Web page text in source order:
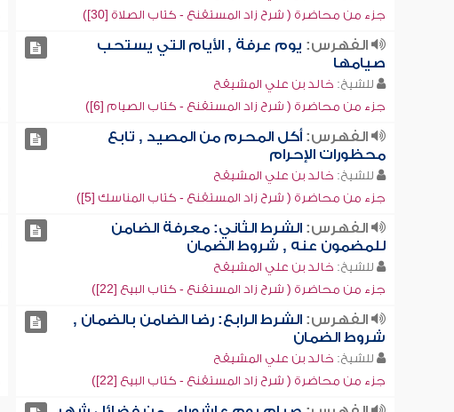
جزء من محاضرة ( شرح زاد المستقنع - كتاب الصلاة [30])
الفهرس: يوم عرفة , الأيام التي يستحب
صيامها
للشيخ: خالد بن علي المشيقح
جزء من محاضرة ( شرح زاد المستقنع - كتاب الصيام [6])
الفهرس:أكل المحرم من المصيد , تابع
محظورات الإحرام
للشيخ: خالد بن علي المشيقح
جزء من محاضرة ( شرح زاد المستقنع - كتاب المناسك [5])
الفهرس:الشرط الثاني: معرفة الضامن
للمضمون عنه , شروط الضمان
للشيخ: خالد بن علي المشيقح
جزء من محاضرة ( شرح زاد المستقنع - كتاب البيع [22])
الفهرس:الشرط الرابع: رضا الضامن بالضمان ,
شروط الضمان
للشيخ: خالد بن علي المشيقح
جزء من محاضرة ( شرح زاد المستقنع - كتاب البيع [22])